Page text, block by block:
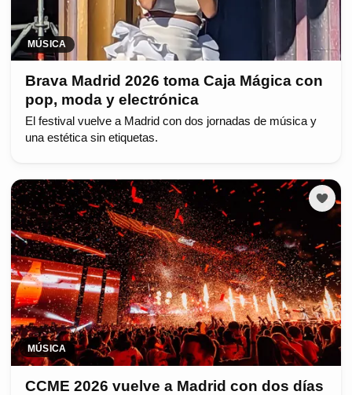
MÚSICA
Brava Madrid 2026 toma Caja Mágica con
pop, moda y electrónica
El festival vuelve a Madrid con dos jornadas de música y
una estética sin etiquetas.
MÚSICA
CCME 2026 vuelve a Madrid con dos días